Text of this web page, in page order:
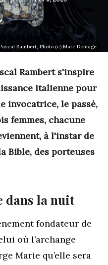
Rambert, Photo (c) Marc Domage
Rambert s'inspire
italienne pour
invocatrice, le passé,
femmes, chacune
à l'instar de
Bible, des porteuses
dans la nuit
fondateur de
où l’archange
Marie qu’elle sera